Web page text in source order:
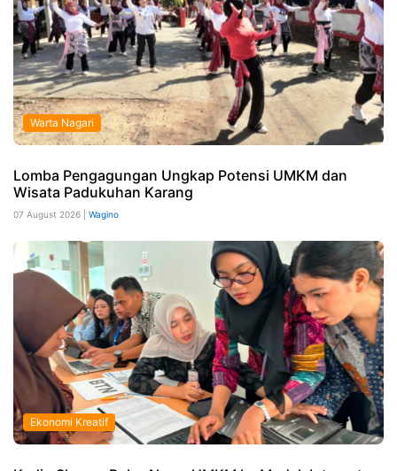
Warta Nagari
Lomba Pengagungan Ungkap Potensi UMKM dan
Wisata Padukuhan Karang
07 August 2026 | Wagino
Ekonomi Kreatif